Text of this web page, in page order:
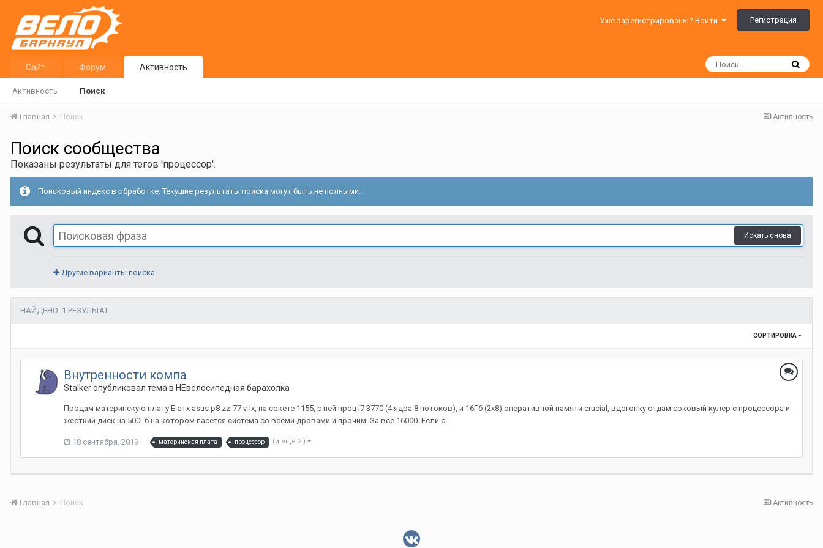
Уже зарегистрированы? Войти Регистрация
Сайт Форум Активность
Активность Поиск
Активность
Главная Поиск
Поиск сообщества
Показаны результаты для тегов 'процессор'.
Поисковый индекс в обработке. Текущие результаты поиска могут быть не полными.
Искать снова
Другие варианты поиска
НАЙДЕНО: 1 РЕЗУЛЬТАТ
СОРТИРОВКА
Внутренности компа
Stalkerопубликовал тема в НЕвелосипедная барахолка
Продам материнскую плату Е-атх asus p8 zz-77 v-lx, на сокете 1155, с ней проц i7 3770 (4 ядра 8 потоков), и 16Гб (2х8) оперативной памяти crucial, вдогонку отдам соковый кулер с процессора и
жёсткий диск на 500Гб на котором пасётся система со всеми дровами и прочим. За все 16000. Если с...
18 сентября, 2019 материнская плата процессор (и ещё 2 )
Активность
Главная Поиск